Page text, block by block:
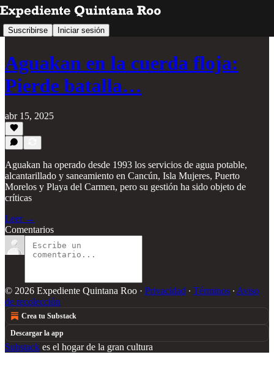
Suscribirse Iniciar sesión
Aguakan en la cuerda floja:
Pierde batalla…
abr 15, 2025
Aguakan ha operado desde 1993 los servicios de agua potable,
alcantarillado y saneamiento en Cancún, Isla Mujeres, Puerto
Morelos y Playa del Carmen, pero su gestión ha sido objeto de
críticas
Leer →
Comentarios
© 2026 Expediente Quintana Roo · Privacidad ∙ Términos ∙ Aviso
de recolección
Crea tu Substack
Descargar la app
Substack es el hogar de la gran cultura